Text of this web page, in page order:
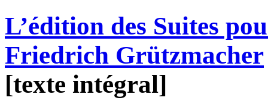
L’édition des Suites
Friedrich Grützmacher
[texte intégral]